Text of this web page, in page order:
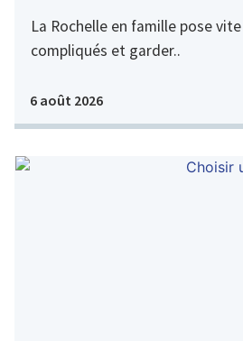
La Rochelle en famille pose
compliqués et garder..
6 août 2026